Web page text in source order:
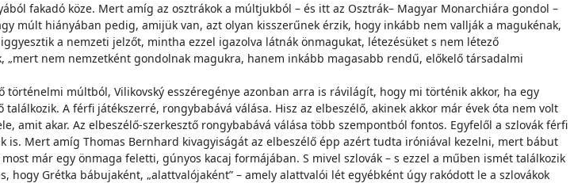
fakadó köze. Mert amíg az osztrákok a múltjukból – és itt az Osztrák– Magyar Monarchiára gondol –
múlt hiányában pedig, amijük van, azt olyan kisszerűnek érzik, hogy inkább nem vallják a magukénak,
a nemzeti jelzőt, mintha ezzel igazolva látnák önmagukat, létezésüket s nem létező
nem nemzetként gondolnak magukra, hanem inkább magasabb rendű, előkelő társadalmi
múltból, Vilikovský esszéregénye azonban arra is rávilágít, hogy mi történik akkor, ha egy
A férfi játékszerré, rongybabává válása. Hisz az elbeszélő, akinek akkor már évek óta nem volt
amit akar. Az elbeszélő-szerkesztő rongybabává válása több szempontból fontos. Egyfelől a szlovák férfi
Mert amíg Thomas Bernhard kivagyiságát az elbeszélő épp azért tudta iróniával kezelni, mert bábut
már egy önmaga feletti, gúnyos kacaj formájában. S mivel szlovák – s ezzel a műben ismét találkozik
Grétka bábujaként, „alattvalójaként” – amely alattvalói lét egyébként úgy rakódott le a szlovákok